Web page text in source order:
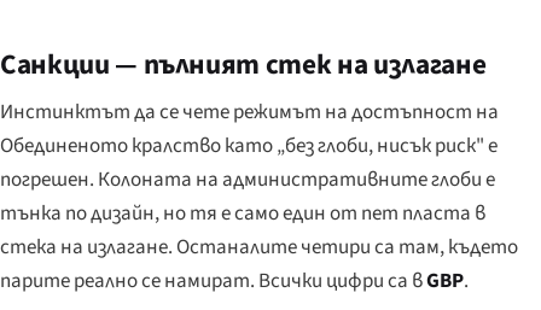
Санкции — пълният стек на излагане
Инстинктът да се чете режимът на достъпност на
Обединеното кралство като „без глоби, нисък риск" е
погрешен. Колоната на административните глоби е
тънка по дизайн, но тя е само един от пет пласта в
стека на излагане. Останалите четири са там, където
парите реално се намират. Всички цифри са вGBP.